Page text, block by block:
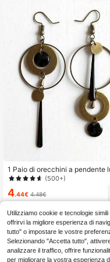
1 Paio di orecchini a pendente
hi in stile boemo vintage, in
brunito rotondo, con perline
triche e pendente in bianco e
gioielli in stile steampunk per
(500+)
4.44€ 4.48€
Utilizziamo cookie e tecnologie
offrirvi la migliore esperienza di
tutto" o impostare le vostre
Selezionando "Accetta tutto",
analizzare il traffico, offrire
per migliorare la vostra esperienza